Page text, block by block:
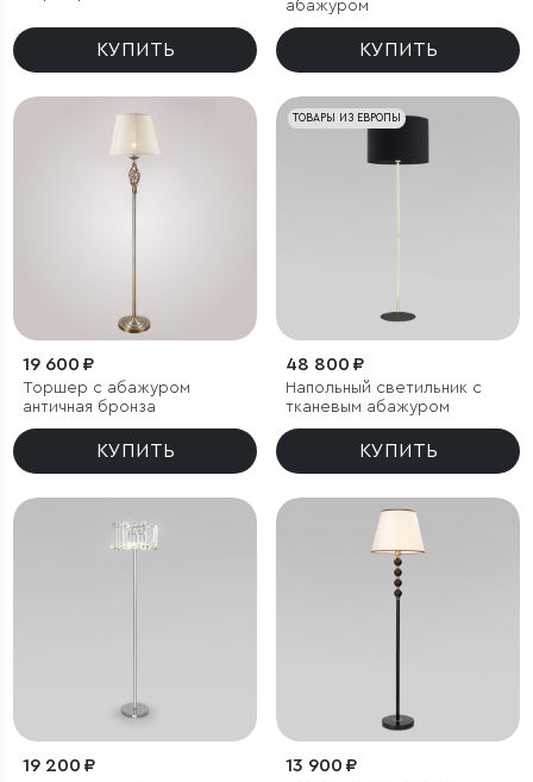
КУПИТЬ
абажуром
КУПИТЬ
19 600 ₽
Торшер с абажуром
античная бронза
КУПИТЬ
ТОВАРЫ ИЗ ЕВРОПЫ
48 800 ₽
Напольный светильник с
тканевым абажуром
КУПИТЬ
19 200 ₽ 13 900 ₽